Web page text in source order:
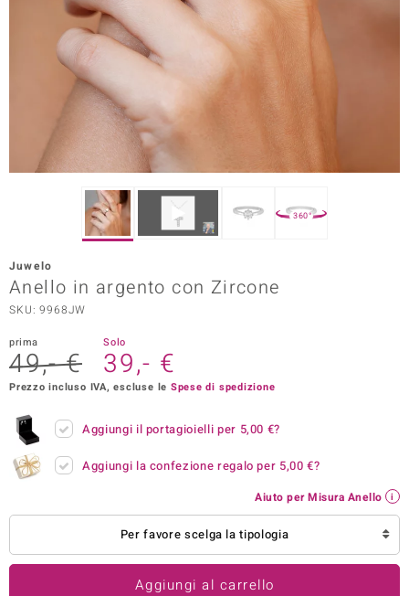
Designs
SELECTION
Paraíso
del Boss
360°
Juwelo
Anello in argento con Zircone
SKU: 9968JW
prima
49,- €
Solo
39,- €
Prezzo incluso IVA, escluse le Spese di spedizione
Aggiungi il portagioielli per 5,00 €?
Aggiungi la confezione regalo per 5,00 €?
Aiuto per Misura Anello
Per favore scelga la tipologia
Aggiungi al carrello